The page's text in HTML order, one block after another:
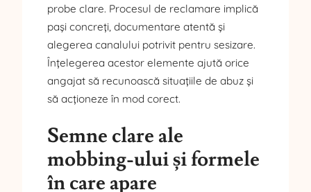
probe clare. Procesul de reclamare implică
pași concreți, documentare atentă și
alegerea canalului potrivit pentru sesizare.
Înțelegerea acestor elemente ajută orice
angajat să recunoască situațiile de abuz și
să acționeze în mod corect.
Semne clare ale
mobbing-ului și formele
în care apare